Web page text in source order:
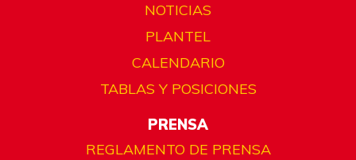
NOTICIAS
PLANTEL
CALENDARIO
TABLAS Y POSICIONES
PRENSA
REGLAMENTO DE PRENSA